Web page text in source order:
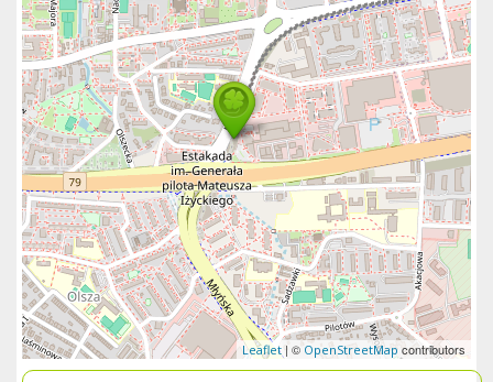
Leaflet | © OpenStreetMap contributors